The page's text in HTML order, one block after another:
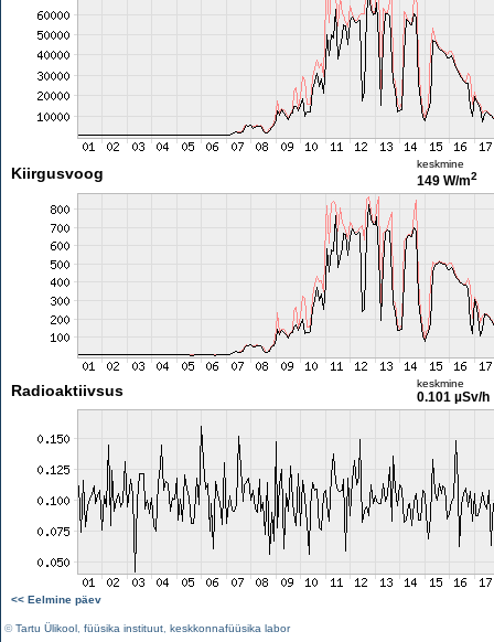
Kiirgusvoog
keskmine
149 W/m2
Radioaktiivsus keskmine
0.101 µSv/h
<< Eelmine päev
©Tartu Ülikool füüsika instituut keskkonnafüüsika labor